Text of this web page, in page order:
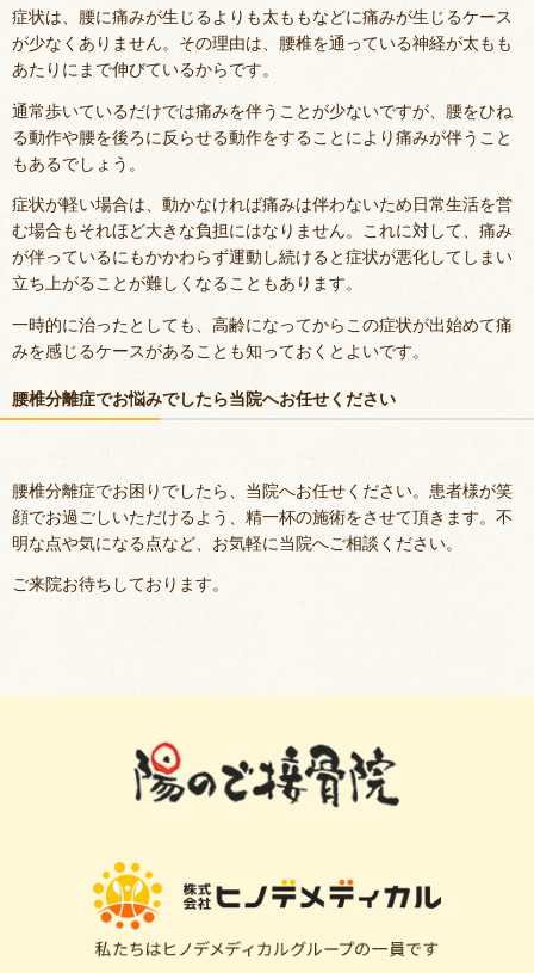
症状は、腰に痛みが生じるよりも太ももなどに痛みが生じるケース
が少なくありません。その理由は、腰椎を通っている神経が太もも
あたりにまで伸びているからです。
通常歩いているだけでは痛みを伴うことが少ないですが、腰をひね
る動作や腰を後ろに反らせる動作をすることにより痛みが伴うこと
もあるでしょう。
症状が軽い場合は、動かなければ痛みは伴わないため日常生活を営
む場合もそれほど大きな負担にはなりません。これに対して、痛み
が伴っているにもかかわらず運動し続けると症状が悪化してしまい
立ち上がることが難しくなることもあります。
一時的に治ったとしても、高齢になってからこの症状が出始めて痛
みを感じるケースがあることも知っておくとよいです。
腰椎分離症でお悩みでしたら当院へお任せください
腰椎分離症でお困りでしたら、当院へお任せください。患者様が笑
顔でお過ごしいただけるよう、精一杯の施術をさせて頂きます。不
明な点や気になる点など、お気軽に当院へご相談ください。
ご来院お待ちしております。